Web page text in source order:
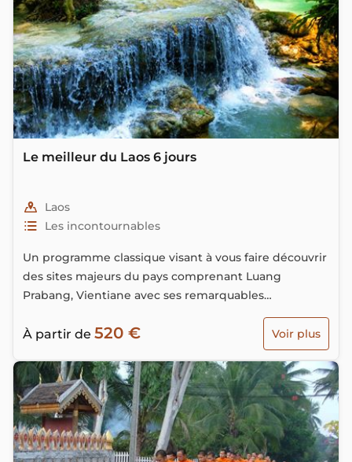
Le meilleur du Laos 6 jours
Laos
Les incontournables
Un programme classique visant à vous faire découvrir
des sites majeurs du pays comprenant Luang
Prabang, Vientiane avec ses remarquables
À partir de 520 € Voir plus